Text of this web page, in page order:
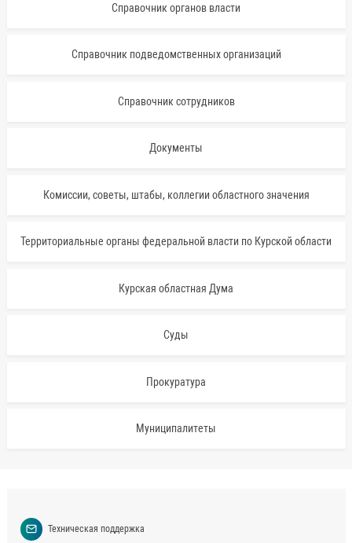
Справочник органов власти
Справочник подведомственных организаций
Справочник сотрудников
Документы
Комиссии, советы, штабы, коллегии областного значения
Территориальные органы федеральной власти по Курской области
Курская областная Дума
Суды
Прокуратура
Муниципалитеты
Техническая поддержка